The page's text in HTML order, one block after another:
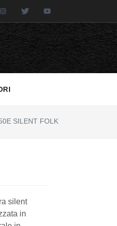
InstagramTwitter
SILENT FOLK
silent
in